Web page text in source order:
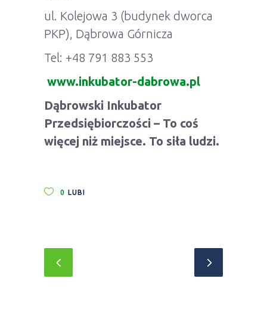
ul. Kolejowa 3 (budynek dworca
PKP), Dąbrowa Górnicza
Tel: +48 791 883 553
www.inkubator-dabrowa.pl
Dąbrowski Inkubator
Przedsiębiorczości – To coś
więcej niż miejsce. To siła ludzi.
0 LUBI